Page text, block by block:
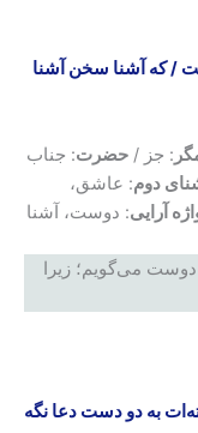
/که آشنا سخن آشنا
: جز / حضرت: جناب
دوم: عاشق،
آرایی: دوست، آشنا
می‌گویم؛ زیرا
به دو دست دعا نگه